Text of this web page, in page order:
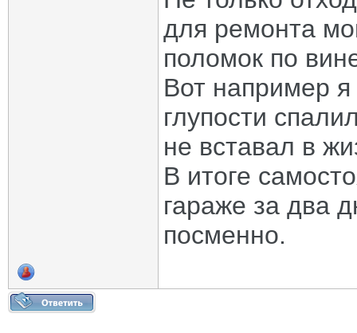
для ремонта
поломок по
Вот например
глупости
не вставал в
В итоге
гараже за два
посменно.